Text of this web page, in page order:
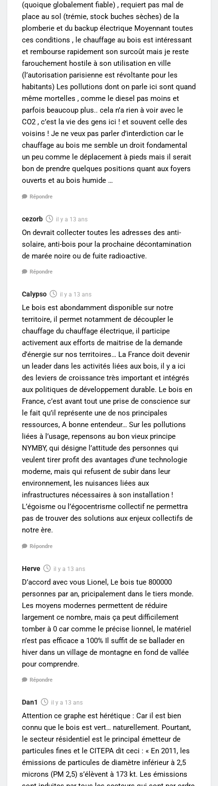
(quoique globalement fiable) , requiert pas mal de
place au sol (trémie, stock buches sèches) de la
plomberie et du backup électrique Moyennant toutes
ces conditions , le chauffage au bois est intéressant
et rembourse rapidement son surcoût mais je reste
farouchement hostile à son utilisation en ville
(l’autorisation parisienne est révoltante pour les
habitants) Les pollutions dont on parle ici sont quand
même mortelles , comme le diesel pas moins et
parfois beaucoup plus.. cela n’a rien à voir avec le
CO2 , c’est la vie des gens ici ! et souvent celle des
voisins ! Je ne veux pas parler d’interdiction car le
chauffage au bois me semble un droit fondamental
un peu comme le déplacement à pieds mais il serait
bon de prendre quelques positions quant aux foyers
ouverts et au bois humide …
Répondre
cezorb il y a 13 ans
On devrait collecter toutes les adresses des anti-
solaire, anti-bois pour la prochaine décontamination
de marée noire ou de fuite radioactive.
Répondre
Calypso il y a 13 ans
Le bois est abondamment disponible sur notre
territoire, il permet notamment de découpler le
chauffage du chauffage électrique, il participe
activement aux efforts de maitrise de la demande
d’énergie sur nos territoires… La France doit devenir
un leader dans les activités liées aux bois, il y a ici
des leviers de croissance très important et intégrés
aux politiques de développement durable. Le bois en
France, c’est avant tout une prise de conscience sur
le fait qu’il représente une de nos principales
ressources, A bonne entendeur… Sur les pollutions
liées à l’usage, repensons au bon vieux principe
NYMBY, qui désigne l’attitude des personnes qui
veulent tirer profit des avantages d’une technologie
moderne, mais qui refusent de subir dans leur
environnement, les nuisances liées aux
infrastructures nécessaires à son installation !
L’égoisme ou l’égocentrisme collectif ne permettra
pas de trouver des solutions aux enjeux collectifs de
notre ère.
Répondre
Herve il y a 13 ans
D’accord avec vous Lionel, Le bois tue 800000
personnes par an, pricipalement dans le tiers monde.
Les moyens modernes permettent de réduire
largement ce nombre, mais ça peut difficilement
tomber à 0 car comme le précise lionnel, le matériel
n’est pas efficace a 100% Il suffit de se ballader en
hiver dans un village de montagne en fond de vallée
pour comprendre.
Répondre
Dan1 il y a 13 ans
Attention ce graphe est hérétique : Car il est bien
connu que le bois est vert… naturellement. Pourtant,
le secteur résidentiel est le principal émetteur de
particules fines et le CITEPA dit ceci : « En 2011, les
émissions de particules de diamètre inférieur à 2,5
microns (PM 2,5) s’élèvent à 173 kt. Les émissions